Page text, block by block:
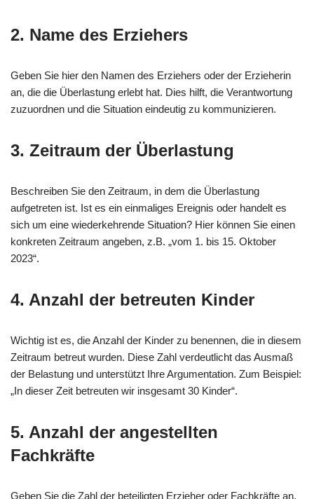
2. Name des Erziehers
Geben Sie hier den Namen des Erziehers oder der Erzieherin
an, die die Überlastung erlebt hat. Dies hilft, die Verantwortung
zuzuordnen und die Situation eindeutig zu kommunizieren.
3. Zeitraum der Überlastung
Beschreiben Sie den Zeitraum, in dem die Überlastung
aufgetreten ist. Ist es ein einmaliges Ereignis oder handelt es
sich um eine wiederkehrende Situation? Hier können Sie einen
konkreten Zeitraum angeben, z.B. „vom 1. bis 15. Oktober
2023“.
4. Anzahl der betreuten Kinder
Wichtig ist es, die Anzahl der Kinder zu benennen, die in diesem
Zeitraum betreut wurden. Diese Zahl verdeutlicht das Ausmaß
der Belastung und unterstützt Ihre Argumentation. Zum Beispiel:
„In dieser Zeit betreuten wir insgesamt 30 Kinder“.
5. Anzahl der angestellten
Fachkräfte
Geben Sie die Zahl der beteiligten Erzieher oder Fachkräfte an.